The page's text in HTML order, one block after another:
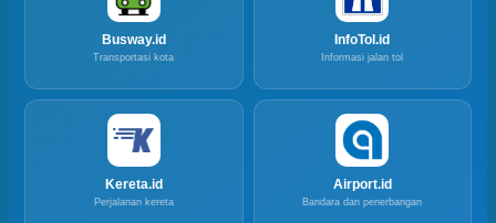
Busway.id
Transportasi kota
InfoTol.id
Informasi jalan tol
Kereta.id
Perjalanan kereta
Airport.id
Bandara dan penerbangan